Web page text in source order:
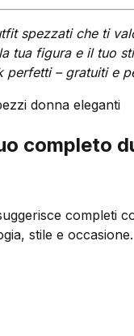
spezzati che ti
tua figura e il tuo
perfetti – gratuiti e
donna eleganti
completo
completi
stile e occasione.